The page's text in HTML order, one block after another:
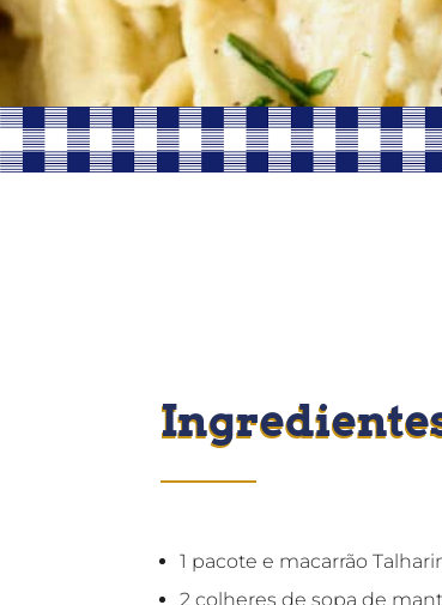
1 pacote e macarrão
2 colheres de sopa de